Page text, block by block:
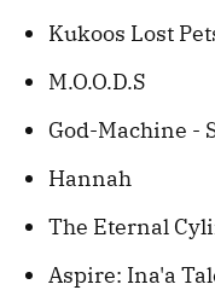
Kukoos Lost
M.O.O.D.S
God-Machine -
Hannah
The Eternal
Aspire: Ina'a